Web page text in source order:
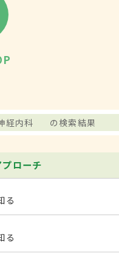
経内科 の検索結果
ローチ
る
る